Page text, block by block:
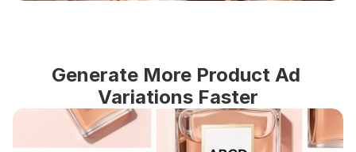
Generate More Product Ad
Variations Faster